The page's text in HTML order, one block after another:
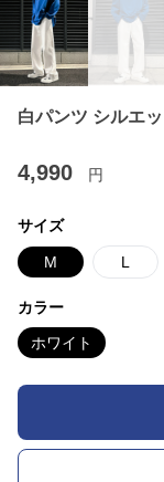
白パンツ シルエ
4,990 円
サイズ
M L
カラー
ホワイト